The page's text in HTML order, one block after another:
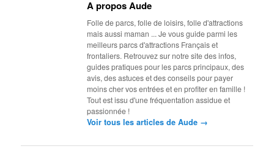
A propos Aude
Folle de parcs, folle de loisirs, folle d'attractions
mais aussi maman ... Je vous guide parmi les
meilleurs parcs d'attractions Français et
frontaliers. Retrouvez sur notre site des infos,
guides pratiques pour les parcs principaux, des
avis, des astuces et des conseils pour payer
moins cher vos entrées et en profiter en famille !
Tout est issu d'une fréquentation assidue et
passionnée !
Voir tous les articles de Aude →